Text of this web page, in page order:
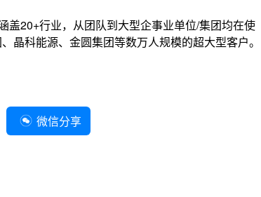
盖20+行业，从团队到大型企事业单位/集团均在使
晶科能源、金圆集团等数万人规模的超大型客户。
微信分享